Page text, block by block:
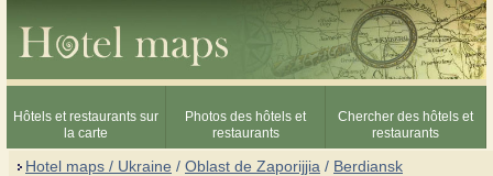
Hôtels et restaurants sur
la carte
Photos des hôtels et
restaurants
Chercher des hôtels et
restaurants
Hotel maps / Ukraine / Oblast de Zaporijjia / Berdiansk